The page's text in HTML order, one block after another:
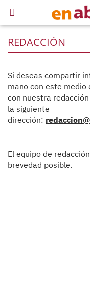
REDACCIÓN
Si deseas compartir
mano con este
con nuestra
la siguiente
dirección:
El equipo de
brevedad posible.